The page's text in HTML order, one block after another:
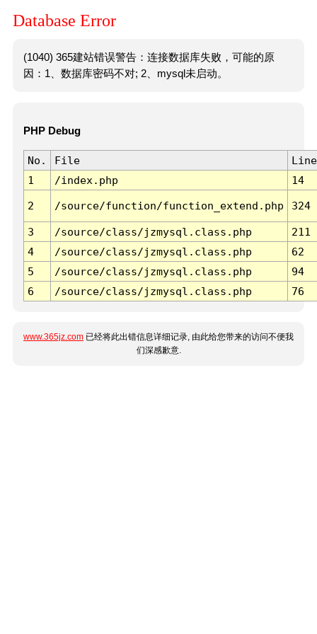
Database Error
(1040) 365建站错误警告：连接数据库失败，可能的原
因：1、数据库密码不对; 2、mysql未启动。
PHP Debug
No. File
Line
1
/index.php 14
2 /source/function/function_extend.php 324
3 /source/class/jzmysql.class.php
211
4
/source/class/jzmysql.class.php
62
5
/source/class/jzmysql.class.php
94
6
/source/class/jzmysql.class.php 76
www.365jz.com 已经将此出错信息详细记录, 由此给您带来的访问不便我
们深感歉意.